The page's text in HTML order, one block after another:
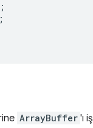
ArrayBuffer 'ı